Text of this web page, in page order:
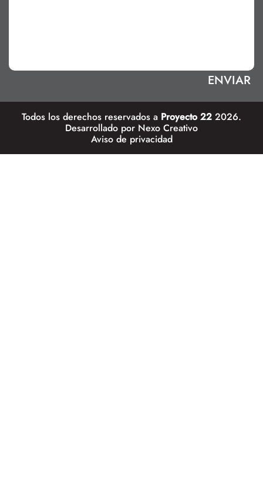
Todos los derechos reservados a Proyecto 22 2026.
Desarrollado por Nexo Creativo
Aviso de privacidad